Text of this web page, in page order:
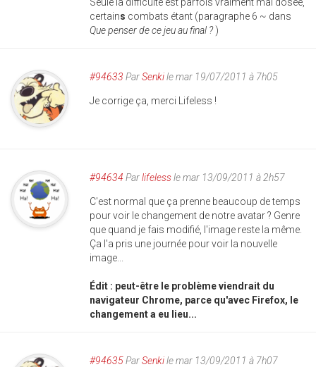
certains combats étant (paragraphe 6 ~ dans
Que penser de ce jeu au final ?)
#94633 ParSenkile mar 19/07/2011 à 7h05
Je corrige ça, merci Lifeless !
#94634 Parlifelessle mar 13/09/2011 à 2h57
C'est normal que ça prenne beaucoup de temps
pour voir le changement de notre avatar ? Genre
que quand je fais modifié, l'image reste la même.
Ça l'a pris une journée pour voir la nouvelle
image...
Édit : peut-être le problème viendrait du
navigateur Chrome, parce qu'avec Firefox, le
changement a eu lieu...
#94635ParSenkile mar 13/09/2011 à 7h07